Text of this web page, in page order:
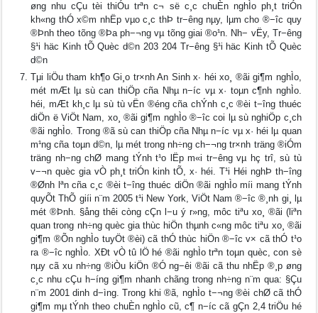
øng nhu cÇu tèi thiÓu trªn c¬ së c¸c chuÈn nghÌo ph¸t triÓn
kh«ng thÓ x©m nhËp vµo c¸c thÞ tr−êng nµy, lµm cho ®−îc quy
®Þnh theo tõng ®Þa ph−¬ng vµ tõng giai ®o¹n. Nh− vËy, Tr−êng
§¹i häc Kinh tÕ Quèc d©n 203 204 Tr−êng §¹i häc Kinh tÕ Quèc
d©n
Tμi liÖu tham kh¶o Gi¸o tr×nh An Sinh x∙ héi xo¸ ®ãi gi¶m nghÌo,
mét mÆt lµ sù can thiÖp cña Nhµ n−íc vµ x· toµn c¶nh nghÌo.
héi, mÆt kh¸c lµ sù tù vËn ®éng cña chÝnh c¸c ®èi t−îng thuéc
diÖn ë ViÖt Nam, xo¸ ®ãi gi¶m nghÌo ®−îc coi lµ sù nghiÖp c¸ch
®ãi nghÌo. Trong ®ã sù can thiÖp cña Nhµ n−íc vµ x· héi lµ quan
m¹ng cña toµn d©n, lµ mét trong nh÷ng ch−¬ng tr×nh träng ®iÓm
träng nh−ng chØ mang tÝnh t¹o lËp m«i tr−êng vµ hç trî, sù tù
v−¬n quèc gia vÒ ph¸t triÓn kinh tÕ, x· héi. T¹i Héi nghÞ th−îng
®Ønh lªn cña c¸c ®èi t−îng thuéc diÖn ®ãi nghÌo míi mang tÝnh
quyÕt ThÕ giíi n¨m 2005 t¹i New York, ViÖt Nam ®−îc ®¸nh gi¸ lµ
mét ®Þnh. §ång thêi còng cÇn l−u ý r»ng, môc tiªu xo¸ ®ãi (liªn
quan trong nh÷ng quèc gia thùc hiÖn thµnh c«ng môc tiªu xo¸ ®ãi
gi¶m ®Õn nghÌo tuyÖt ®èi) cã thÓ thùc hiÖn ®−îc v× cã thÓ t¹o
ra ®−îc nghÌo. XÐt vÒ tû lÖ hé ®ãi nghÌo trªn toµn quèc, con sè
nµy cã xu nh÷ng ®iÒu kiÖn ®Ó ng−êi ®ãi cã thu nhËp ®¸p øng
c¸c nhu cÇu h−íng gi¶m nhanh chãng trong nh÷ng n¨m qua: §Çu
n¨m 2001 dinh d−ìng. Trong khi ®ã, nghÌo t−¬ng ®èi chØ cã thÓ
gi¶m mµ tÝnh theo chuÈn nghÌo cũ, c¶ n−íc cã gÇn 2,4 triÖu hé